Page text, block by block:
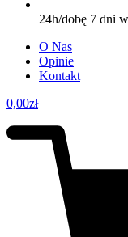
24h/dobę 7 dni
O Nas
Opinie
Kontakt
0,00zł